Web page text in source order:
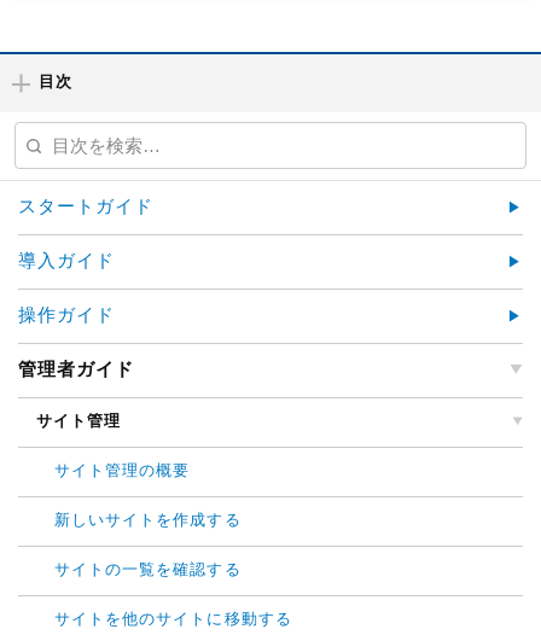
目次
スタートガイド
導入ガイド
操作ガイド
管理者ガイド
サイト管理
サイト管理の概要
新しいサイトを作成する
サイトの一覧を確認する
サイトを他のサイトに移動する